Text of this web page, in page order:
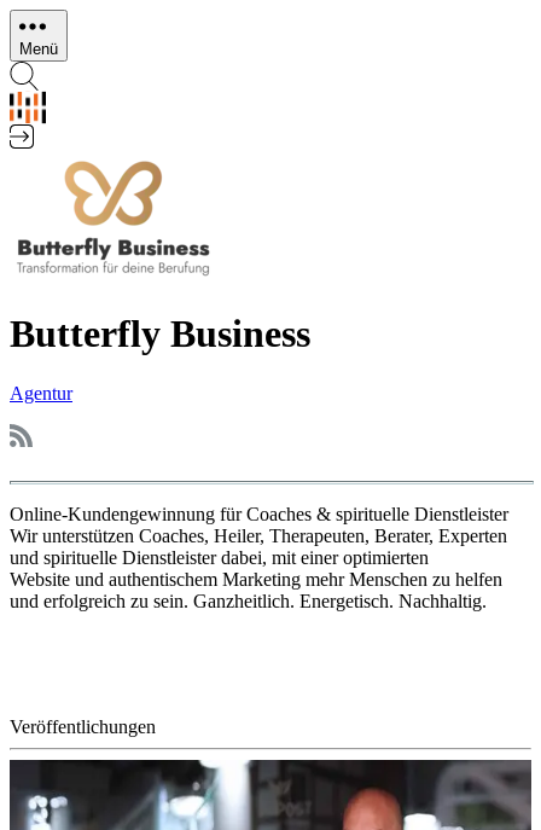
Direkt
zum
Inhalt
Menü
Butterfly Business
Agentur
Online-Kundengewinnung für Coaches & spirituelle Dienstleister
Wir unterstützen Coaches, Heiler, Therapeuten, Berater, Experten
und spirituelle Dienstleister dabei, mit einer optimierten
Website und authentischem Marketing mehr Menschen zu helfen
und erfolgreich zu sein. Ganzheitlich. Energetisch. Nachhaltig.
Veröffentlichungen